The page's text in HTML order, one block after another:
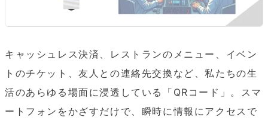
キャッシュレス決済、レストランのメニュー、イベン
トのチケット、友人との連絡先交換など、私たちの生
活のあらゆる場面に浸透している「QRコード」。スマ
ートフォンをかざすだけで、瞬時に情報にアクセスで